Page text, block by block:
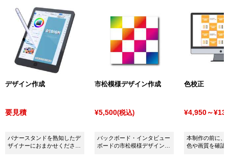
デザイン作成
要見積
バナースタンドを熟知したデ
ザイナーにおまかせくださ
市松模様デザイン作成
¥5,500(税込)
バックボード・インタビュー
ボードの市松模様デザインお
色校正
¥4,950～
本制作の前に、
色や画質を確認